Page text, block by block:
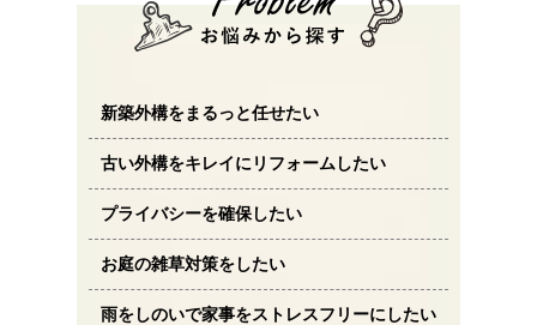
新築外構をまるっと任せたい
古い外構をキレイにリフォームしたい
プライバシーを確保したい
お庭の雑草対策をしたい
雨をしのいで家事をストレスフリーにしたい